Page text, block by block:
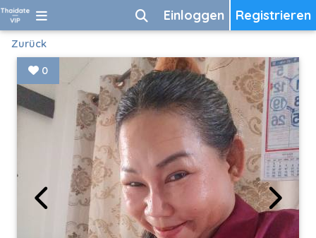
Registrieren
Einloggen
Zurück
0